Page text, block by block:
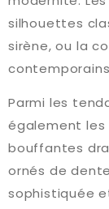
silhouettes
sirène, ou la
Parmi les
également les
bouffantes
ornés de
sophistiquée